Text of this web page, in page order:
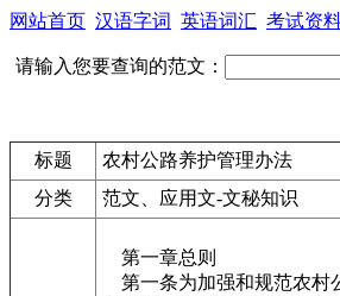
网站首页 汉语字词 英语词汇 考试资
请输入您要查询的范文：
标题
农村公路养护管理办法
分类
范文、应用文-文秘知识
第一章总则
第一条为加强和规范农村